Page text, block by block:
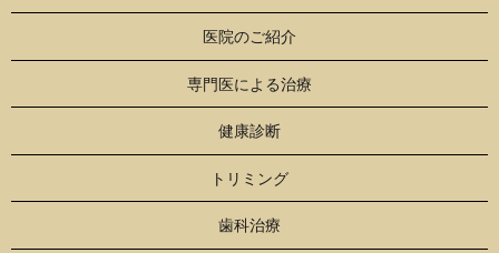
医院のご紹介
専門医による治療
健康診断
トリミング
歯科治療